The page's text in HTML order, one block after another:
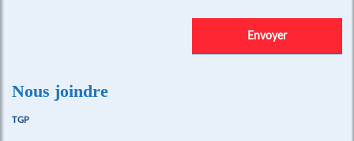
Nous joindre
TGP